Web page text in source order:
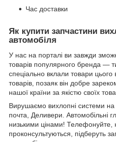
Час доставки
Як купити запчастини
автомобіля
У нас на порталі ви завжди
товарів популярного бренда —
спеціально вклали товари
товарів, позаяк він добре
нашої країни за якістю своїх
Вирушаємо вихлопні системи на
почта, Деливери. Автомобільні
низькими цінами! Телефонуйте,
проконсультуються, підберуть